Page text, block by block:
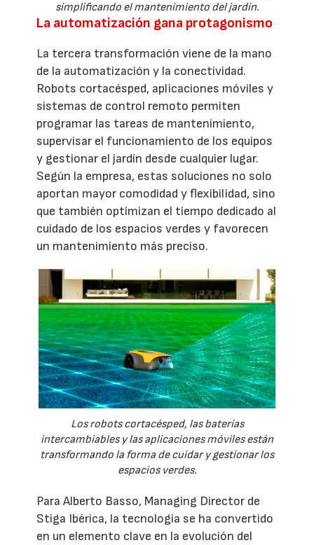
simplificando el mantenimiento del jardín.
La automatización gana protagonismo
La tercera transformación viene de la mano
de la automatización y la conectividad.
Robots cortacésped, aplicaciones móviles y
sistemas de control remoto permiten
programar las tareas de mantenimiento,
supervisar el funcionamiento de los equipos
y gestionar el jardín desde cualquier lugar.
Según la empresa, estas soluciones no solo
aportan mayor comodidad y flexibilidad, sino
que también optimizan el tiempo dedicado al
cuidado de los espacios verdes y favorecen
un mantenimiento más preciso.
Los robots cortacésped, las baterías
intercambiables y las aplicaciones móviles están
transformando la forma de cuidar y gestionar los
espacios verdes.
Para Alberto Basso, Managing Director de
Stiga Ibérica, la tecnología se ha convertido
en un elemento clave en la evolución del